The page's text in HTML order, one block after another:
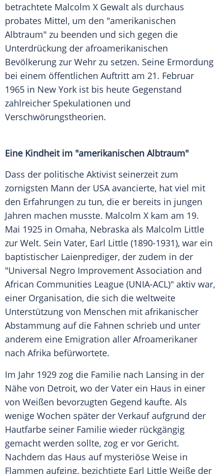
betrachtete Malcolm X Gewalt als durchaus
probates Mittel, um den "amerikanischen
Albtraum" zu beenden und sich gegen die
Unterdrückung der afroamerikanischen
Bevölkerung zur Wehr zu setzen. Seine Ermordung
bei einem öffentlichen Auftritt am 21. Februar
1965 in New York ist bis heute Gegenstand
zahlreicher Spekulationen und
Verschwörungstheorien.
Eine Kindheit im "amerikanischen Albtraum"
Dass der politische Aktivist seinerzeit zum
zornigsten Mann der USA avancierte, hat viel mit
den Erfahrungen zu tun, die er bereits in jungen
Jahren machen musste. Malcolm X kam am 19.
Mai 1925 in Omaha, Nebraska als Malcolm Little
zur Welt. Sein Vater, Earl Little (1890-1931), war ein
baptistischer Laienprediger, der zudem in der
"Universal Negro Improvement Association and
African Communities League (UNIA-ACL)" aktiv war,
einer Organisation, die sich die weltweite
Unterstützung von Menschen mit afrikanischer
Abstammung auf die Fahnen schrieb und unter
anderem eine Emigration aller Afroamerikaner
nach Afrika befürwortete.
Im Jahr 1929 zog die Familie nach Lansing in der
Nähe von Detroit, wo der Vater ein Haus in einer
von Weißen bevorzugten Gegend kaufte. Als
wenige Wochen später der Verkauf aufgrund der
Hautfarbe seiner Familie wieder rückgängig
gemacht werden sollte, zog er vor Gericht.
Nachdem das Haus auf mysteriöse Weise in
Flammen aufging, bezichtigte Earl Little Weiße der